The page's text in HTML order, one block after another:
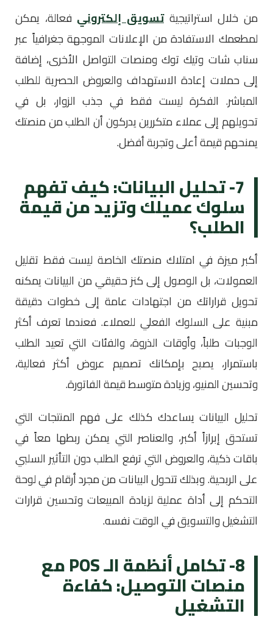
من خلال استراتيجيةتسويق إلكتروني فعالة، يمكن
لمطعمك الاستفادة من الإعلانات الموجهة جغرافياً عبر
سناب شات وتيك توك ومنصات التواصل الأخرى، إضافة
إلى حملات إعادة الاستهداف والعروض الحصرية للطلب
المباشر. الفكرة ليست فقط في جذب الزوار، بل في
تحويلهم إلى عملاء متكررين يدركون أن الطلب من منصتك
يمنحهم قيمة أعلى وتجربة أفضل.
7- تحليل البيانات: كيف تفهم
سلوك عميلك وتزيد من قيمة
الطلب؟
أكبر ميزة في امتلاك منصتك الخاصة ليست فقط تقليل
العمولات، بل الوصول إلى كنز حقيقي من البيانات يمكنه
تحويل قراراتك من اجتهادات عامة إلى خطوات دقيقة
مبنية على السلوك الفعلي للعملاء. فعندما تعرف أكثر
الوجبات طلباً، وأوقات الذروة، والفئات التي تعيد الطلب
باستمرار، يصبح بإمكانك تصميم عروض أكثر فعالية،
وتحسين المنيو، وزيادة متوسط قيمة الفاتورة.
تحليل البيانات يساعدك كذلك على فهم المنتجات التي
تستحق إبرازاً أكبر، والعناصر التي يمكن ربطها معاً في
باقات ذكية، والعروض التي ترفع الطلب دون التأثير السلبي
على الربحية. وبذلك تتحول البيانات من مجرد أرقام في لوحة
التحكم إلى أداة عملية لزيادة المبيعات وتحسين قرارات
التشغيل والتسويق في الوقت نفسه.
8- تكامل أنظمة الـ POS مع
منصات التوصيل: كفاءة
التشغيل